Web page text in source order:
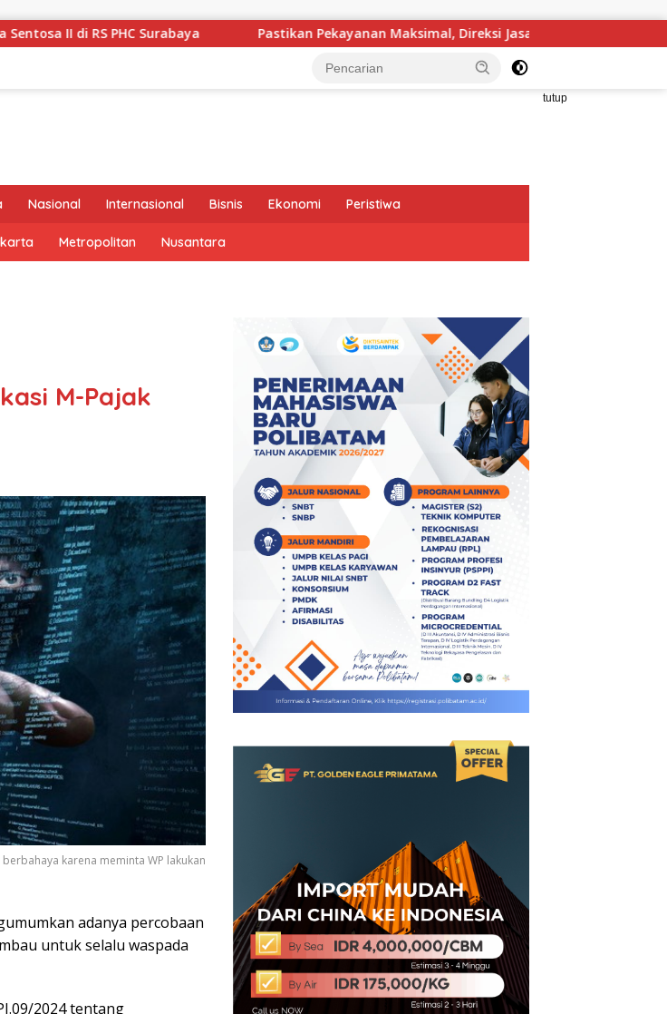
Pastikan Pekayanan Maksimal, Direksi Jasa Raharja Tinjau Korban Kebakaran KM
tutup
Nasional Internasional Bisnis Ekonomi Peristiwa
Metropolitan Nusantara
M-Pajak
karena meminta WP lakukan
adanya percobaan
untuk selalu waspada
2024 tentang